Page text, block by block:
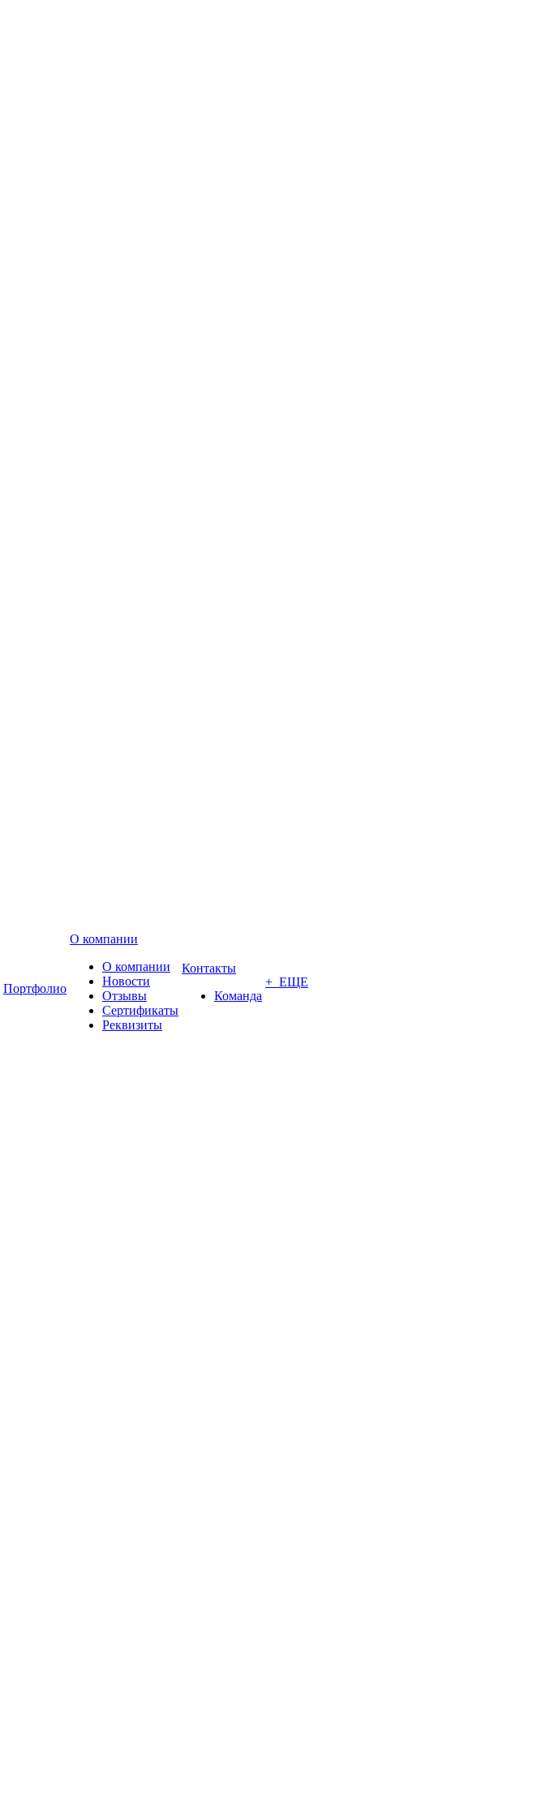
Портфолио
О компании
О компании
Новости
Отзывы
Сертификаты
Реквизиты
Контакты
Команда
+ ЕЩЕ